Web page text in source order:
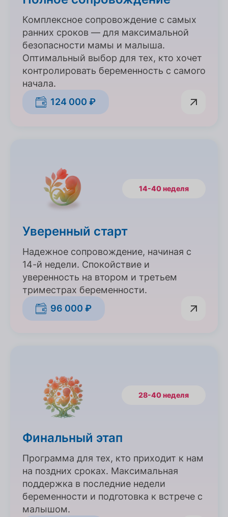
Комплексное сопровождение с самых
ранних сроков — для максимальной
безопасности мамы и малыша.
Оптимальный выбор для тех, кто хочет
контролировать беременность с самого
начала.
124 000 ₽
14-40 неделя
Уверенный старт
Надежное сопровождение, начиная с
14-й недели. Спокойствие и
уверенность на втором и третьем
триместрах беременности.
96 000 ₽
28-40 неделя
Финальный этап
Программа для тех, кто приходит к нам
на поздних сроках. Максимальная
поддержка в последние недели
беременности и подготовка к встрече с
малышом.